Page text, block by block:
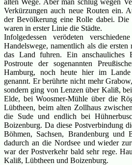
Verkürzungen auch neue Routen ein.
der Bevölkerung eine Rolle dabei. Die
waren in erster Linie die Städte.
Infolgedessen verödeten
Handelswege, namentlich als die ersten
das Land fuhren. Ein anschauliches
Postroute der sogenannten
Hamburg, noch heute hier im
genannt. Er berührte nicht mehr
sondern ging von Lenzen über Kaliß,
Elde, bei Woosmer-Mühle über die
Lübtheen, beim alten Zollhaus
die Sude und endlich bei
Boizenburg. Da diese Postverbindung
Böhmen, Sachsen, Brandenburg und
dadurch an die Nordsee und wieder
war der Postverkehr bald sehr rege.
Kaliß, Lübtheen und Boizenburg.